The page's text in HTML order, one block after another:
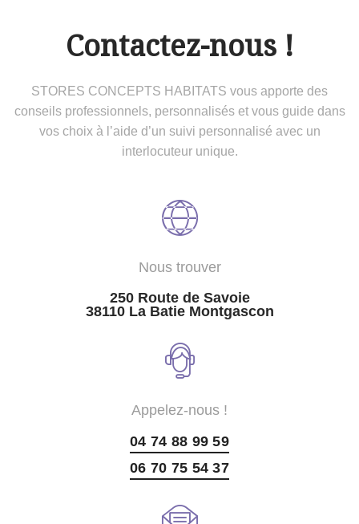
Contactez-nous !
STORES CONCEPTS HABITATS vous apporte des
conseils professionnels, personnalisés et vous guide dans
vos choix à l’aide d’un suivi personnalisé avec un
interlocuteur unique.
Nous trouver
250 Route de Savoie
38110 La Batie Montgascon
Appelez-nous !
04 74 88 99 59
06 70 75 54 37